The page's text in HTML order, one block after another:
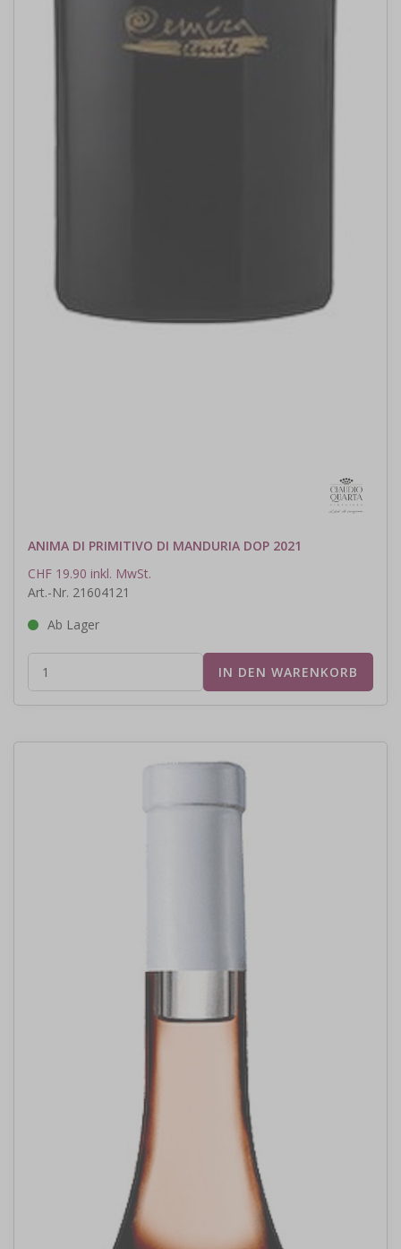
ANIMA DI PRIMITIVO DI MANDURIA DOP 2021
CHF 19.90 inkl. MwSt.
Art.-Nr. 21604121
Ab Lager